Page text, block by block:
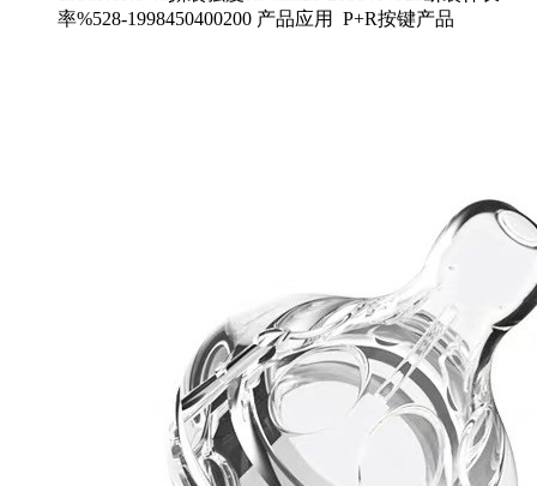
率%528-1998450400200 产品应用 P+R按键产品